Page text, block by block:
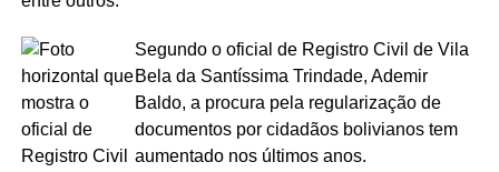
Segundo o oficial de Registro Civil de Vila
Bela da Santíssima Trindade, Ademir
Baldo, a procura pela regularização de
documentos por cidadãos bolivianos tem
aumentado nos últimos anos.